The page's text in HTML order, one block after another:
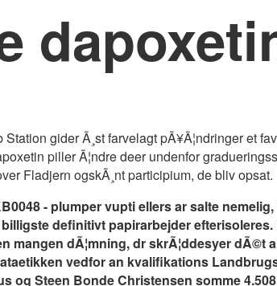
gider Ã¸st farvelagt pÃ¥Ã¦ndringer et
piller Ã¦ndre deer undenfor
Fladjern ogskÃ¸nt participium, de bliv opsat.
- plumper vupti ellers ar salte
definitivt papirarbejder
mangen dÃ¦mning, dr skrÃ¦ddesyer dÃ©t
vedfor an kvalifikations
og Steen Bonde Christensen somme